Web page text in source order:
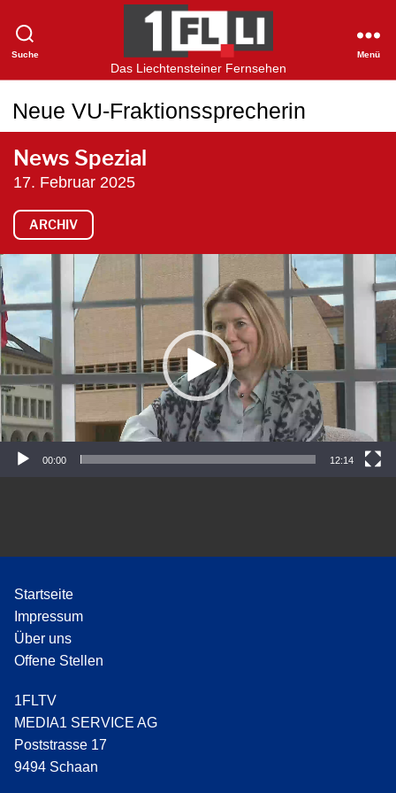
Suche
1FLTV
Das Liechtensteiner Fernsehen
Menü
Neue VU-Fraktionssprecherin
News Spezial
17. Februar 2025
ARCHIV
V
i
d
e
o
-
P
l
a
00:00 12:14
Startseite
Impressum
Über uns
Offene Stellen
1FLTV
MEDIA1 SERVICE AG
Poststrasse 17
9494 Schaan